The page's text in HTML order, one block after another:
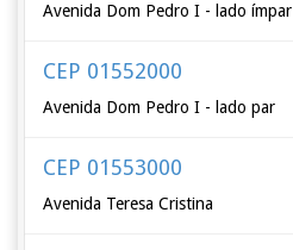
Avenida Dom Pedro I - lado ímpar
CEP 01552000
Avenida Dom Pedro I - lado par
CEP 01553000
Avenida Teresa Cristina